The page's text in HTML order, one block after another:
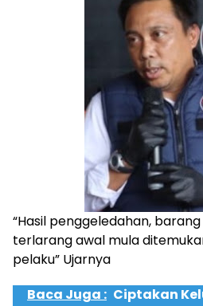
“Hasil penggeledahan,
terlarang awal mula
pelaku” Ujarnya
Baca Juga : Ciptakan